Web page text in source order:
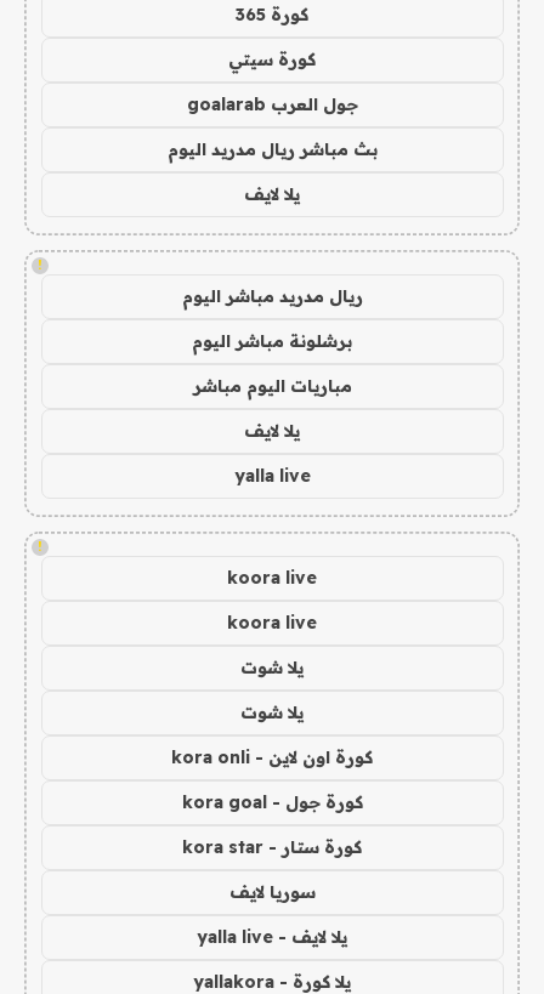
كورة 365
كورة سيتي
جول العرب goalarab
بث مباشر ريال مدريد اليوم
يلا لايف
!
ريال مدريد مباشر اليوم
برشلونة مباشر اليوم
مباريات اليوم مباشر
يلا لايف
yalla live
!
koora live
koora live
يلا شوت
يلا شوت
كورة اون لاين - kora onli
كورة جول - kora goal
كورة ستار - kora star
سوريا لايف
يلا لايف - yalla live
يلا كورة - yallakora